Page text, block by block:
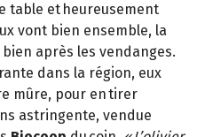
table et heureusement
vont bien ensemble, la
après les vendanges.
dans la région, eux
mûre, pour en tirer
astringente, vendue